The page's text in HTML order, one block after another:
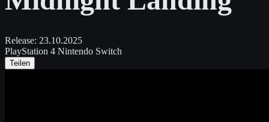
e
Release: 23.10.2025
PlayStation 4 Nintendo Switch
Teilen